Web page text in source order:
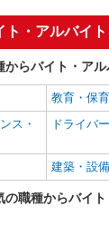
即日勤務OK
職場見学
経験者・
主婦・主夫
学歴不問
ミドル（
昇給あり
バイク通
ト・アルバイ
らバイト・ア
教育・保育
ス・
ドライバ
建築・設
職種からバイ